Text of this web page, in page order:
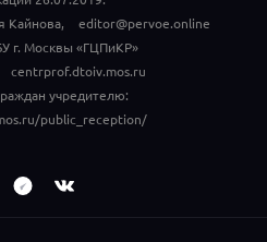
Кайнова,
editor@pervoe.online
г. Москвы «ГЦПиКР»
centrprof.dtoiv.mos.ru
учредителю:
public_reception/